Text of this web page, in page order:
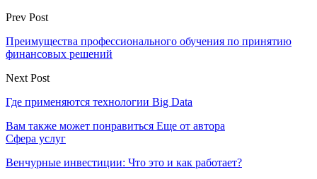
Prev Post
Преимущества профессионального обучения по принятию
финансовых решений
Next Post
Где применяются технологии Big Data
Вам также может понравиться Еще от автора
Сфера услуг
Венчурные инвестиции: Что это и как работает?